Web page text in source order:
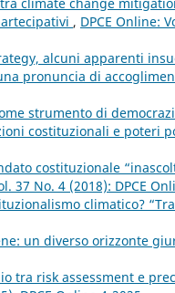
, DPCE Online:
alcuni apparenti
pronuncia di
strumento di
costituzionali e poteri
costituzionale
37 No. 4 (2018): DPCE
climatico?
un diverso orizzonte
tra risk assessment e